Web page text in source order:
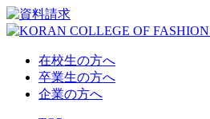
在校生の方へ
卒業生の方へ
企業の方へ